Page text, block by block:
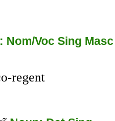
Nom/Voc Sing Masc
regent